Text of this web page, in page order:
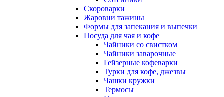
Скороварки
Жаровни тажины
Формы для запекания и выпечки
Посуда для чая и кофе
Чайники со свистком
Чайники заварочные
Гейзерные кофеварки
Турки для кофе, джезвы
Чашки кружки
Термосы